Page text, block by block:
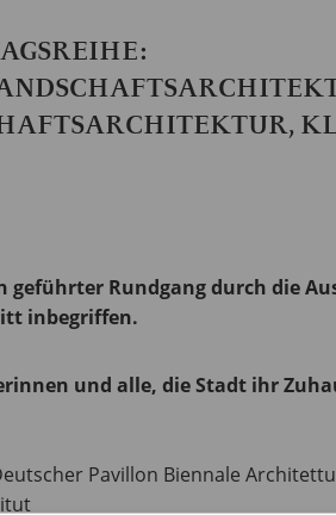
Rundgang durch die
inbegriffen.
und alle, die Stadt ihr
Pavillon Biennale